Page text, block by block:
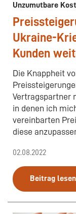
Unzumutbare
Ukraine-
Kunden
Die Knappheit
Vertragspartner
in denen ich
vereinbarten
diese
02.08.2022
Beitrag lesen